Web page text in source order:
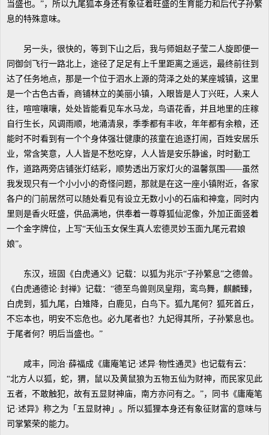
当盛也。”，所以九尾狐本身还有象征着旺盛的生育能力和后代子孙繁
息的特殊意味。
另一头，很快的，等到下山之后，我与师姐赵子莹二人旋即便一
同御剑飞行一路北上，途径了足足有上千里距离之遥远，最终前往到
达了任务地点，那是一个位于泗水上源的菏泽之处的某座城镇，这里
是一个古色古香，商铺林立的美丽小镇，入眼皆是人丁兴旺，人来人
往，喧喧嚷嚷，处处皆能看见车水马龙，鸟语花香，并且地里的庄稼
自行生长，风调雨顺，地涌清泉，季季都有丰收，年年都有余粮，还
能时不时看到有一个个身体强壮健康的孩童在追逐打闹，百姓安居乐
业，常含笑意，人人皆是不愁吃穿，人人皆是安乐静谧，时时勤工
作，道路两旁店铺张灯结彩，顺势透出万家灯火的温馨氛围——虽然
我发现只有一个小小小的奇怪问题，那就是在这一座小镇附近，各家
各户的门前居然可以随处看见有设立无数小小的石庙和神龛，同时内
里则是香火旺盛，供品满地，供奉着一尊尊狐仙泥像，外加正面竖着
一个金字牌位，上写“天仙玉女保生真人宏德灵妙玉面九尾元君娘
娘”。
东汉，班固《白虎通义》记载：以狐为兆示“子孙繁息”之德兽。
《白虎通德论·封禅》记载：“德至鸟兽则凤皇翔，鸾鸟舞，麒麟臻，
白虎到，狐九尾，白雉降，白鹿见，白鸟下。狐九尾何？狐死首丘，
不忘本也，明安不忘危也。必九尾者也？九妃得其所，子孙繁息也。
于尾者何？明后当盛也。”
咸丰，同治·薛福成《庸庵笔记·述异·物性通灵》也记载有云：
“北方人以狐，蛇，猬，鼠以及黄鼠狼为五物五仙为财神，而民家见此
五者，不敢触犯，故有五显财神庙，南方亦问有之。”，同书《庸庵笔
记·述异》称之为「五显财神」。所以狐狸本身还有象征财富的意味与
司掌繁荣的能力。